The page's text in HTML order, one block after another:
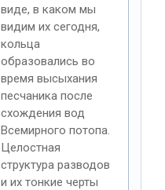
виде, в каком мы
видим их сегодня,
кольца
образовались во
время высыхания
песчаника после
схождения вод
Всемирного потопа.
Целостная
структура разводов
и их тонкие черты